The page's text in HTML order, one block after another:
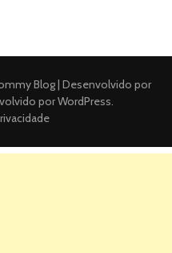
Blog | Desenvolvido por
porWordPress.